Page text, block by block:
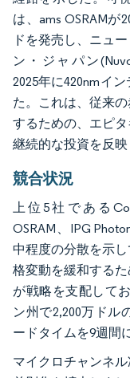
は、ams OSRAM
ドを発売し、ニュ
ン・ジャパン
2025年に420nmイ
た。これは、従来
するための、エピ
継続的な投資を反映
競合状況
上位5社である
OSRAM、IPG
中程度の分散を示
格変動を緩和する
が戦略を支配して
ン州で2,200万ドル
ードタイムを9週間
マイクロチャンネ